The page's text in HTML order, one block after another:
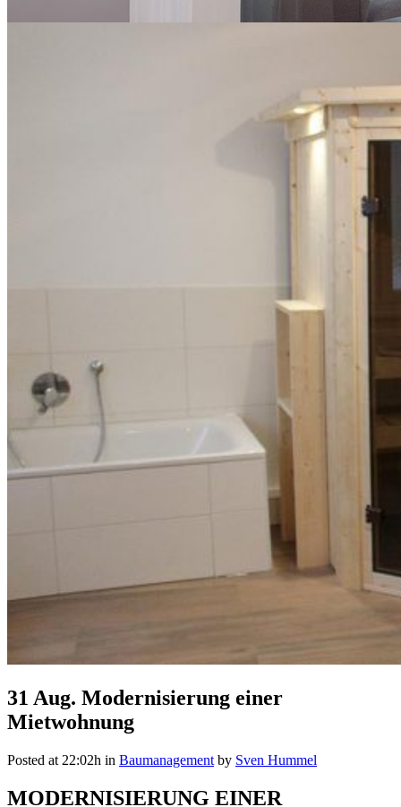
31 Aug. Modernisierung einer
Mietwohnung
Posted at 22:02h in Baumanagement by Sven Hummel
MODERNISIERUNG EINER